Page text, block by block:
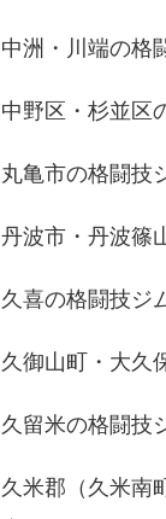
中洲・川端の格
中野区・杉並区
丸亀市の格闘技
丹波市・丹波篠
久喜の格闘技ジ
久御山町・大久
久留米の格闘技
久米郡（久米南